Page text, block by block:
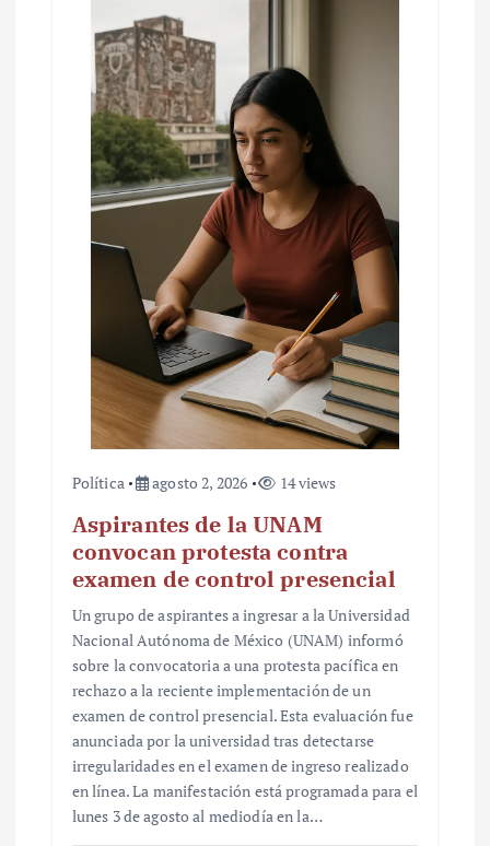
Política agosto 2, 2026 14 views
Aspirantes de la UNAM
convocan protesta contra
examen de control presencial
Un grupo de aspirantes a ingresar a la Universidad
Nacional Autónoma de México (UNAM) informó
sobre la convocatoria a una protesta pacífica en
rechazo a la reciente implementación de un
examen de control presencial. Esta evaluación fue
anunciada por la universidad tras detectarse
irregularidades en el examen de ingreso realizado
en línea. La manifestación está programada para el
lunes 3 de agosto al mediodía en la…